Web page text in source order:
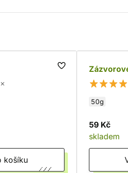
košíku
50g
59 Kč
skladem